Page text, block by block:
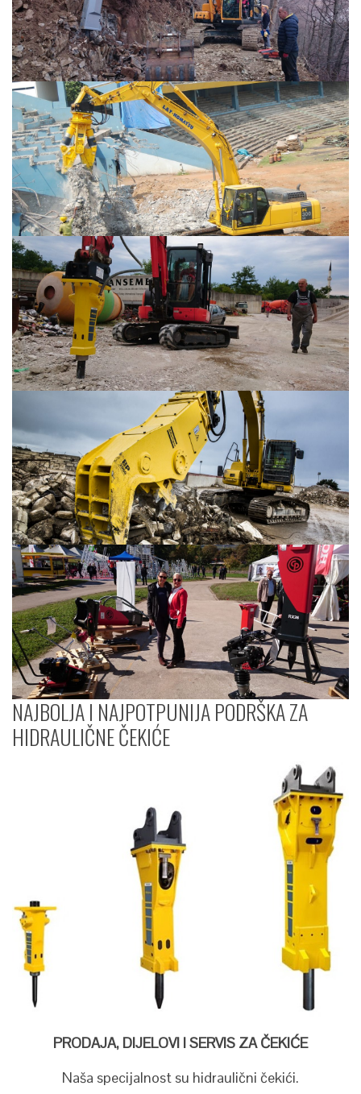
NAJBOLJA I NAJPOTPUNIJA PODRŠKA ZA
HIDRAULIČNE ČEKIĆE
PRODAJA, DIJELOVI I SERVIS ZA ČEKIĆE
Naša specijalnost su hidraulični čekići.